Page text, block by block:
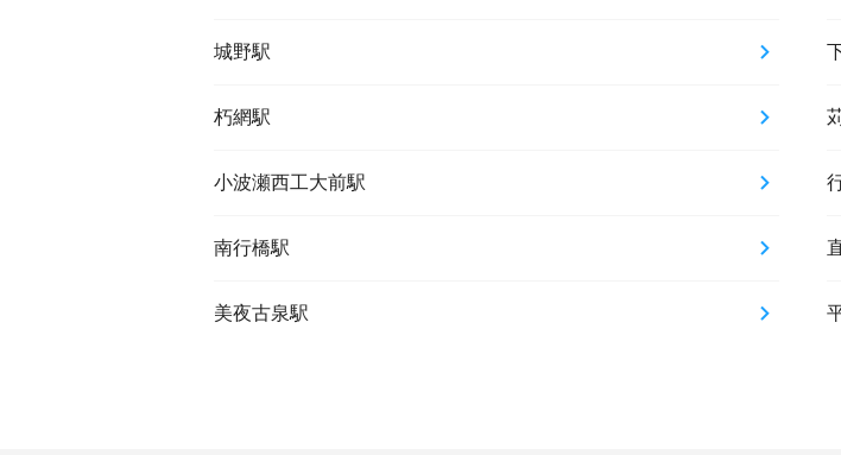
城野駅
朽網駅
小波瀬西工大前駅
南行橋駅
美夜古泉駅